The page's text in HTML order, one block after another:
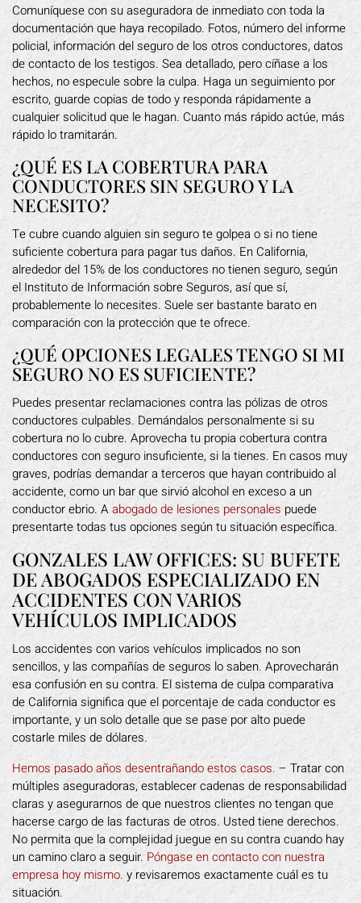
Comuníquese con su aseguradora de inmediato con toda la
documentación que haya recopilado. Fotos, número del informe
policial, información del seguro de los otros conductores, datos
de contacto de los testigos. Sea detallado, pero cíñase a los
hechos, no especule sobre la culpa. Haga un seguimiento por
escrito, guarde copias de todo y responda rápidamente a
cualquier solicitud que le hagan. Cuanto más rápido actúe, más
rápido lo tramitarán.
¿QUÉ ES LA COBERTURA PARA
CONDUCTORES SIN SEGURO Y LA
NECESITO?
Te cubre cuando alguien sin seguro te golpea o si no tiene
suficiente cobertura para pagar tus daños. En California,
alrededor del 15% de los conductores no tienen seguro, según
el Instituto de Información sobre Seguros, así que sí,
probablemente lo necesites. Suele ser bastante barato en
comparación con la protección que te ofrece.
¿QUÉ OPCIONES LEGALES TENGO SI MI
SEGURO NO ES SUFICIENTE?
Puedes presentar reclamaciones contra las pólizas de otros
conductores culpables. Demándalos personalmente si su
cobertura no lo cubre. Aprovecha tu propia cobertura contra
conductores con seguro insuficiente, si la tienes. En casos muy
graves, podrías demandar a terceros que hayan contribuido al
accidente, como un bar que sirvió alcohol en exceso a un
conductor ebrio. Aabogado de lesiones personales puede
presentarte todas tus opciones según tu situación específica.
GONZALES LAW OFFICES: SU BUFETE
DE ABOGADOS ESPECIALIZADO EN
ACCIDENTES CON VARIOS
VEHÍCULOS IMPLICADOS
Los accidentes con varios vehículos implicados no son
sencillos, y las compañías de seguros lo saben. Aprovecharán
esa confusión en su contra. El sistema de culpa comparativa
de California significa que el porcentaje de cada conductor es
importante, y un solo detalle que se pase por alto puede
costarle miles de dólares.
Hemos pasado años desentrañando estos casos. – Tratar con
múltiples aseguradoras, establecer cadenas de responsabilidad
claras y asegurarnos de que nuestros clientes no tengan que
hacerse cargo de las facturas de otros. Usted tiene derechos.
No permita que la complejidad juegue en su contra cuando hay
un camino claro a seguir. Póngase en contacto con nuestra
empresa hoy mismo.y revisaremos exactamente cuál es tu
situación.